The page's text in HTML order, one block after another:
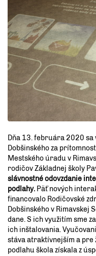
Dňa 13. februára 2020 sa
Dobšinského za
Mestského úradu v
rodičov Základnej školy
slávnostné odovzdanie
podlahy. Päť nových
financovalo Rodičovské
Dobšinského v Rimavskej
dane. S ich využitím sme
ich inštalovania.
stáva atraktívnejším a
podlahu škola získala z